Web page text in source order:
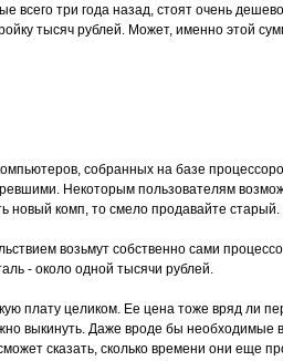
всего три года назад, стоят очень
тысяч рублей. Может, именно этой
собранных на базе
Некоторым пользователям
новый комп, то смело продавайте
возьмут собственно сами
- около одной тысячи рублей.
плату целиком. Ее цена тоже вряд ли
выкинуть. Даже вроде бы необходимые
сказать, сколько времени они еще